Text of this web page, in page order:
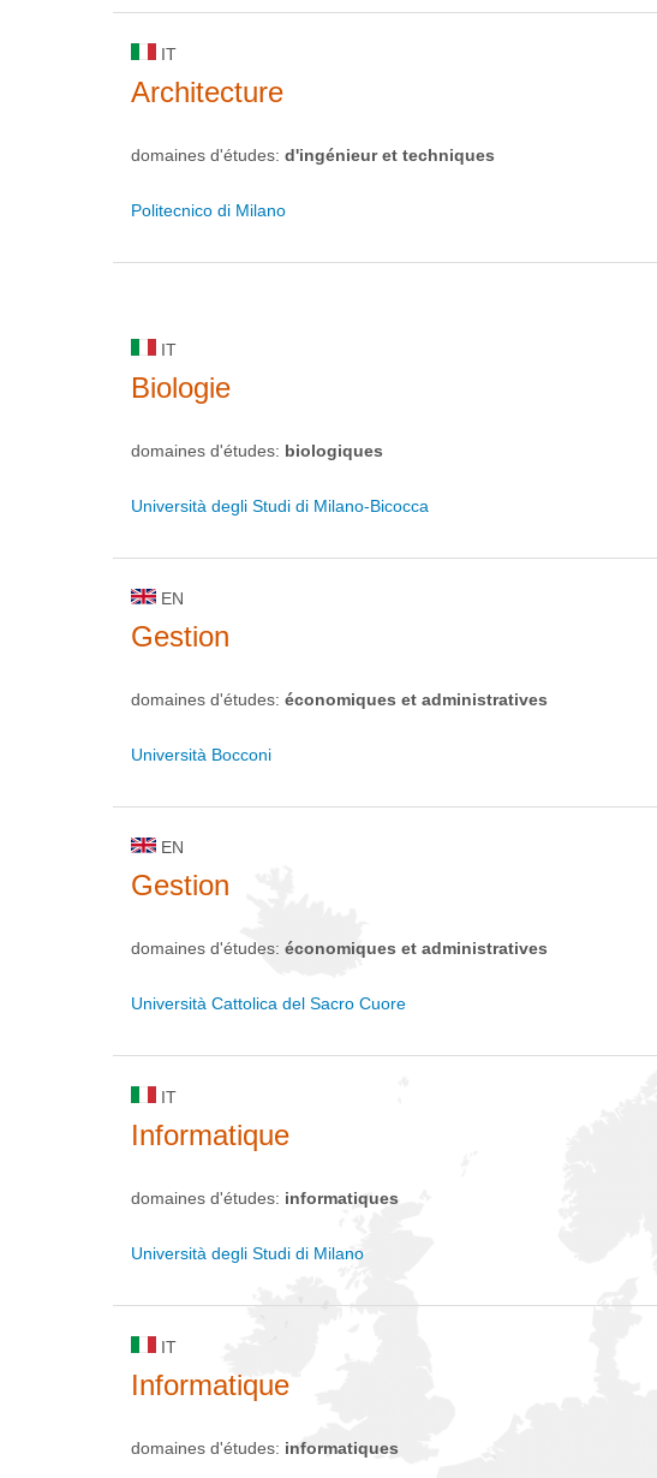
IT
Architecture
domaines d'études: d'ingénieur et techniques
Politecnico di Milano
IT
Biologie
domaines d'études: biologiques
Università degli Studi di Milano-Bicocca
EN
Gestion
domaines d'études: économiques et administratives
Università Bocconi
EN
Gestion
domaines d'études: économiques et administratives
Università Cattolica del Sacro Cuore
IT
Informatique
domaines d'études: informatiques
Università degli Studi di Milano
IT
Informatique
domaines d'études: informatiques